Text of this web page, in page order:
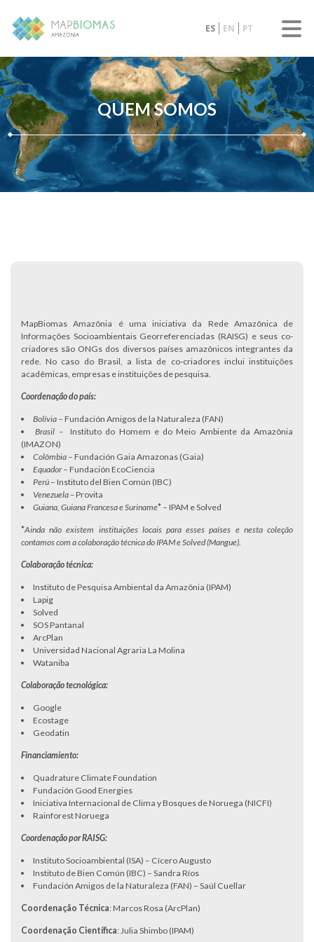
ES EN PT
QUEM SOMOS
MapBiomas Amazônia é uma iniciativa da Rede Amazônica de
Informações Socioambientais Georreferenciadas (RAISG) e seus co-
criadores são ONGs dos diversos países amazônicos integrantes da
rede. No caso do Brasil, a lista de co-criadores inclui instituições
acadêmicas, empresas e instituições de pesquisa.
Coordenação do país:
Bolívia – Fundación Amigos de la Naturaleza (FAN)
Brasil –
Instituto do Homem e do Meio Ambiente da Amazônia
(IMAZON)
Colômbia – Fundación Gaia Amazonas (Gaia)
Equador– Fundación EcoCiencia
Perú – Instituto del Bien Común (IBC)
Venezuela –Provita
Guiana, Guiana Francesa e Suriname* – IPAM e Solved
*Ainda não existem instituições locais para esses países e nesta coleção
contamos com a colaboração técnica do IPAM e Solved (Mangue).
Colaboração técnica:
Instituto de Pesquisa Ambiental da Amazônia (IPAM)
Lapig
Solved
SOS Pantanal
ArcPlan
Universidad Nacional Agraria La Molina
Wataniba
Colaboração tecnológica:
Google
Ecostage
Geodatin
Financiamiento:
Quadrature Climate Foundation
Fundación Good Energies
Iniciativa Internacional de Clima y Bosques de Noruega (NICFI)
Rainforest Noruega
Coordenação por RAISG:
Instituto Socioambiental (ISA) – Cícero Augusto
Instituto de Bien Común (IBC) – Sandra Ríos
Fundación Amigos de la Naturaleza (FAN) – Saúl Cuellar
Coordenação Técnica: Marcos Rosa (ArcPlan)
Coordenação Científica: Julia Shimbo (IPAM)